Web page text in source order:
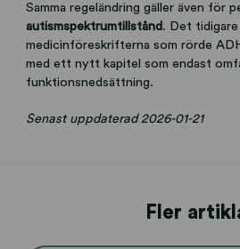
Samma regeländring gäller även för
autismspektrumtillstånd . Det
medicinföreskrifterna som rörde
med ett nytt kapitel som endast
funktionsnedsättning.
Senast uppdaterad 2026-01-21
Fler